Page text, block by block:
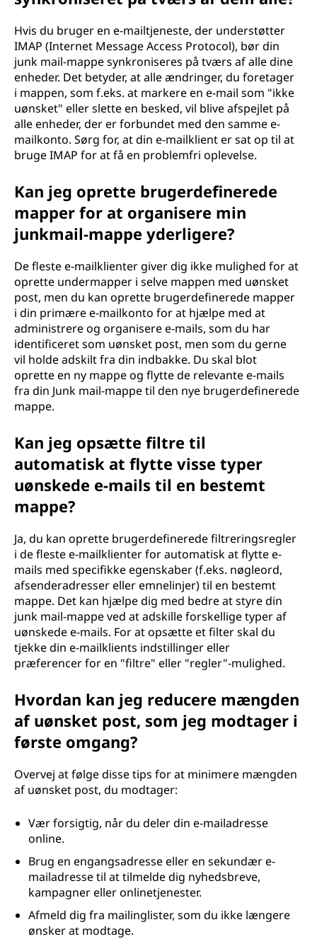
Hvis du bruger en e-mailtjeneste, der understøtter
IMAP (Internet Message Access Protocol), bør din
junk mail-mappe synkroniseres på tværs af alle dine
enheder. Det betyder, at alle ændringer, du foretager
i mappen, som f.eks. at markere en e-mail som "ikke
uønsket" eller slette en besked, vil blive afspejlet på
alle enheder, der er forbundet med den samme e-
mailkonto. Sørg for, at din e-mailklient er sat op til at
bruge IMAP for at få en problemfri oplevelse.
Kan jeg oprette brugerdefinerede
mapper for at organisere min
junkmail-mappe yderligere?
De fleste e-mailklienter giver dig ikke mulighed for at
oprette undermapper i selve mappen med uønsket
post, men du kan oprette brugerdefinerede mapper
i din primære e-mailkonto for at hjælpe med at
administrere og organisere e-mails, som du har
identificeret som uønsket post, men som du gerne
vil holde adskilt fra din indbakke. Du skal blot
oprette en ny mappe og flytte de relevante e-mails
fra din Junk mail-mappe til den nye brugerdefinerede
mappe.
Kan jeg opsætte filtre til
automatisk at flytte visse typer
uønskede e-mails til en bestemt
mappe?
Ja, du kan oprette brugerdefinerede filtreringsregler
i de fleste e-mailklienter for automatisk at flytte e-
mails med specifikke egenskaber (f.eks. nøgleord,
afsenderadresser eller emnelinjer) til en bestemt
mappe. Det kan hjælpe dig med bedre at styre din
junk mail-mappe ved at adskille forskellige typer af
uønskede e-mails. For at opsætte et filter skal du
tjekke din e-mailklients indstillinger eller
præferencer for en "filtre" eller "regler"-mulighed.
Hvordan kan jeg reducere mængden
af uønsket post, som jeg modtager i
første omgang?
Overvej at følge disse tips for at minimere mængden
af uønsket post, du modtager:
Vær forsigtig, når du deler din e-mailadresse
online.
Brug en engangsadresse eller en sekundær e-
mailadresse til at tilmelde dig nyhedsbreve,
kampagner eller onlinetjenester.
Afmeld dig fra mailinglister, som du ikke længere
ønsker at modtage.